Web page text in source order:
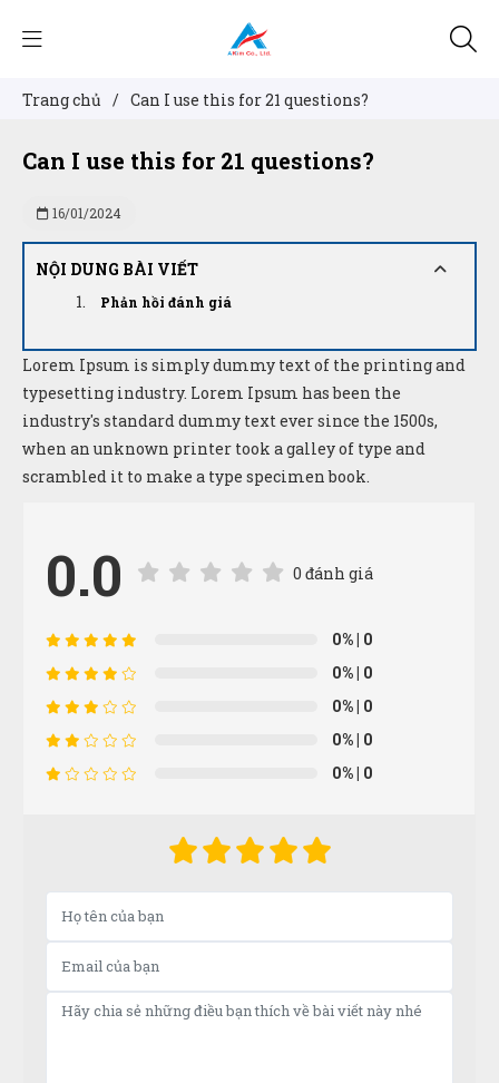
Trang chủ / Can I use this for 21 questions?
Can I use this for 21 questions?
16/01/2024
NỘI DUNG BÀI VIẾT
Phản hồi đánh giá
Lorem Ipsum is simply dummy text of the printing and
typesetting industry. Lorem Ipsum has been the
industry's standard dummy text ever since the 1500s,
when an unknown printer took a galley of type and
scrambled it to make a type specimen book.
0.0 0 đánh giá
0%| 0
0%| 0
0%| 0
0%| 0
0%| 0